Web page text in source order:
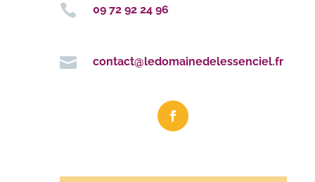
 09 72 92 24 96
 contact@ledomainedelessenciel.fr